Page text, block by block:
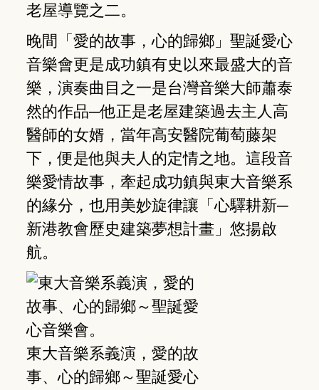
老屋導覽之二。
晚間「愛的故事，心的歸鄉」聖誕愛心
音樂會更是成功鎮有史以來最盛大的音
樂，演奏曲目之一是台灣音樂大師蕭泰
然的作品─他正是老屋建築過去主人高
醫師的女婿，當年高安醫院葡萄藤架
下，便是他與夫人的定情之地。這段音
樂愛情故事，牽起成功鎮與東大音樂系
的緣分，也用美妙旋律讓「心驛耕新─
新港教會歷史建築夢想計畫」悠揚啟
航。
東大音樂系義演，愛的故
事、心的歸鄉～聖誕愛心